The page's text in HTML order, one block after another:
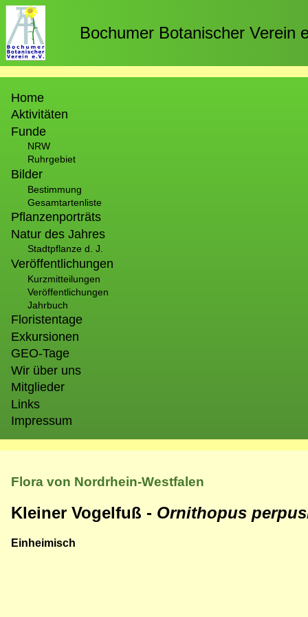
Direkt
zum
Inhalt
Bochumer Botanischer Verein
Home
Aktivitäten
Funde
NRW
Ruhrgebiet
Bilder
Bestimmung
Gesamtartenliste
Pflanzenporträts
Natur des Jahres
Stadtpflanze d. J.
Veröffentlichungen
Kurzmitteilungen
Veröffentlichungen
Jahrbuch
Floristentage
Exkursionen
GEO-Tage
Wir über uns
Mitglieder
Links
Impressum
Flora von Nordrhein-Westfalen
Kleiner Vogelfuß - Ornithopus
Einheimisch